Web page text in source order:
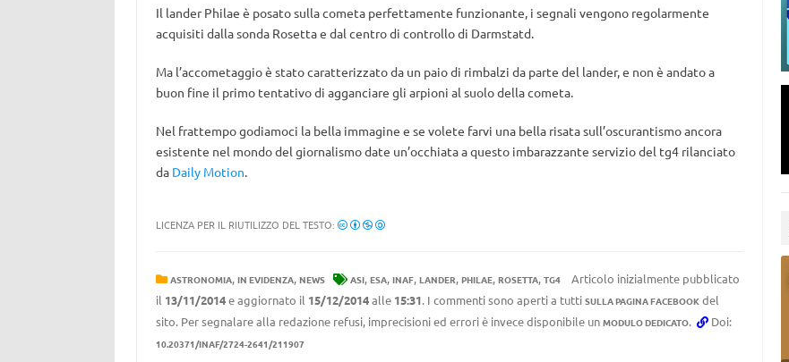
Il lander Philae è posato sulla cometa perfettamente funzionante, i segnali vengono regolarmente
acquisiti dalla sonda Rosetta e dal centro di controllo di Darmstatd.
Ma l’accometaggio è stato caratterizzato da un paio di rimbalzi da parte del lander, e non è andato a
buon fine il primo tentativo di agganciare gli arpioni al suolo della cometa.
Nel frattempo godiamoci la bella immagine e se volete farvi una bella risata sull’oscurantismo ancora
esistente nel mondo del giornalismo date un’occhiata a questo imbarazzante servizio del tg4 rilanciato
da Daily Motion
LICENZA PER IL RIUTILIZZO DEL TESTO:
ASTRONOMIA, IN EVIDENZA, NEWS ASI, ESA, INAF, LANDER, PHILAE, ROSETTA, TG4
Articolo inizialmente pubblicato
il 13/11/2014e aggiornato il 15/12/2014alle 15:31. I commenti sono aperti a tutti SULLA PAGINA FACEBOOKdel
sito. Per segnalare alla redazione refusi, imprecisioni ed errori è invece disponibile un MODULO DEDICATO. Doi:
10.20371/INAF/2724-2641/211907